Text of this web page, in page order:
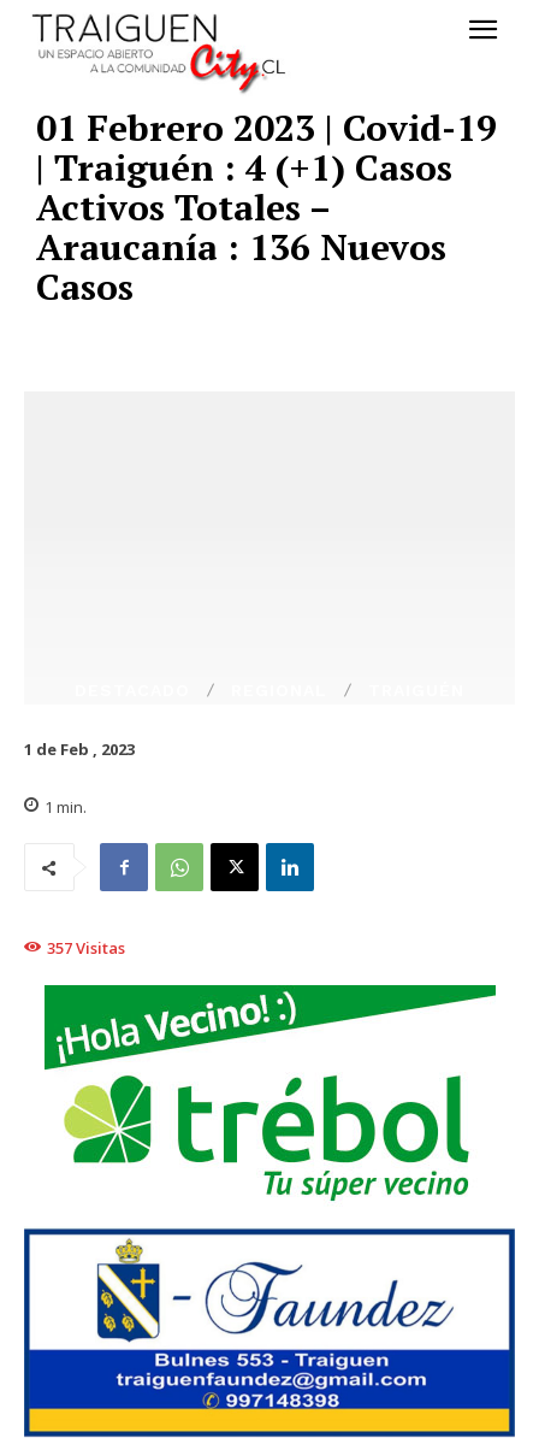
01 Febrero 2023 | Covid-19
| Traiguén : 4 (+1) Casos
Activos Totales –
Araucanía : 136 Nuevos
Casos
1 de Feb , 2023
1 min.
357Visitas